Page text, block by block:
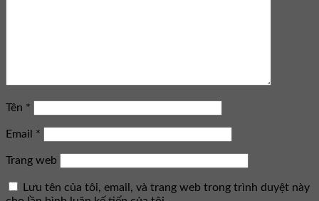
Tên *
Email *
Trang web
Lưu tên của tôi, email, và trang web trong trình duyệt này